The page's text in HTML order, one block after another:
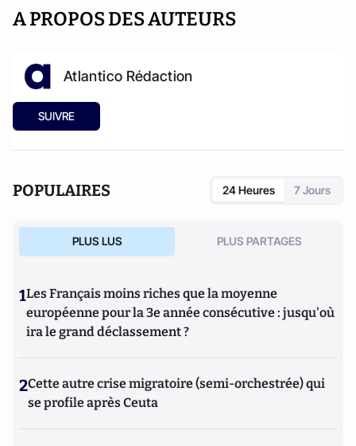
A PROPOS DES AUTEURS
Atlantico Rédaction
SUIVRE
POPULAIRES 24 Heures 7 Jours
PLUS LUS PLUS PARTAGES
1Les Français moins riches que la moyenne
européenne pour la 3e année consécutive : jusqu'où
ira le grand déclassement ?
2Cette autre crise migratoire (semi-orchestrée) qui
se profile après Ceuta